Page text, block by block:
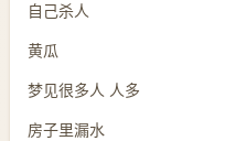
自己杀人
黄瓜
梦见很多人 人多
房子里漏水